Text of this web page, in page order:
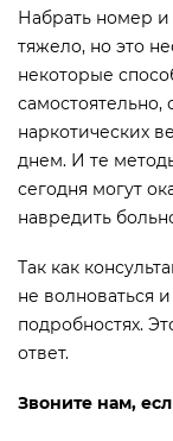
Набрать номер и
тяжело, но это
некоторые
самостоятельно,
наркотических
днем. И те
сегодня могут
навредить
Так как
не волноваться
подробностях.
ответ.
Звоните нам,